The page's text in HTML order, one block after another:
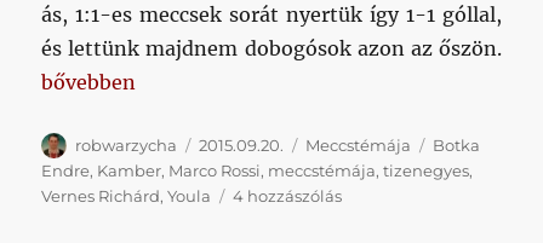
ás, 1:1-es meccsek sorát nyertük így 1-1 góllal,
és lettünk majdnem dobogósok azon az őszön.
„Meccstéma: kérek egy Danilót!”
bővebben
Szerző
robwarzycha Közzétéve
2015.09.20. Kategória
Meccstémája Címke
Botka
Endre, Kamber, Marco Rossi, meccstémája,tizenegyes,
Vernes Richárd,Youla 4 hozzászólásMeccstéma: